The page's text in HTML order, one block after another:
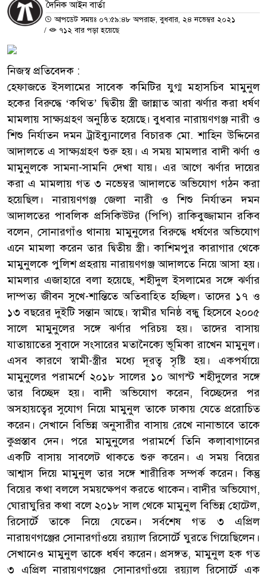
দৈনিক আইন বার্তা
আপডেট সময়ঃ ০৭:৫৯:৪৮ অপরাহ্ন, বুধবার, ২৪ নভেম্বর ২০২১
/
৭১২ বার পড়া হয়েছে
নিজস্ব প্রতিবেদক :
হেফাজতে ইসলামের সাবেক কমিটির যুগ্ম মহাসচিব মামুনুল
হকের বিরুদ্ধে ‘কথিত’ দ্বিতীয় স্ত্রী জান্নাত আরা ঝর্ণার করা ধর্ষণ
মামলায় সাক্ষ্যগ্রহণ অনুষ্ঠিত হয়েছে। বুধবার নারায়ণগঞ্জ নারী ও
শিশু নির্যাতন দমন ট্রাইব্যুনালের বিচারক মো. শাহিন উদ্দিনের
আদালতে এ সাক্ষ্যগ্রহণ শুরু হয়। এ সময় মামলার বাদী ঝর্ণা ও
মামুনুলকে সামনা-সামনি দেখা যায়। এর আগে ঝর্ণার দায়ের
করা এ মামলায় গত ৩ নভেম্বর আদালতে অভিযোগ গঠন করা
হয়েছিল। নারায়ণগঞ্জ জেলা নারী ও শিশু নির্যাতন দমন
আদালতের পাবলিক প্রসিকিউটর (পিপি) রাকিবুজ্জামান রকিব
বলেন, সোনারগাঁও থানায় মামুনুলের বিরুদ্ধে ধর্ষণের অভিযোগ
এনে মামলা করেন তার দ্বিতীয় স্ত্রী। কাশিমপুর কারাগার থেকে
মামুনুলকে পুলিশ প্রহরায় নারায়ণগঞ্জ আদালতে নিয়ে আসা হয়।
মামলার এজাহারে বলা হয়েছে, শহীদুল ইসলামের সঙ্গে ঝর্ণার
দাম্পত্য জীবন সুখে-শান্তিতে অতিবাহিত হচ্ছিল। তাদের ১৭ ও
১৩ বছরের দুইটি সন্তান আছে। স্বামীর ঘনিষ্ঠ বন্ধু হিসেবে ২০০৫
সালে মামুনুলের সঙ্গে ঝর্ণার পরিচয় হয়। তাদের বাসায়
যাতায়াতের সুবাদে সংসারের মতানৈক্যে ভূমিকা রাখেন মামুনুল।
এসব কারণে স্বামী-স্ত্রীর মধ্যে দূরত্ব সৃষ্টি হয়। একপর্যায়ে
মামুনুলের পরামর্শে ২০১৮ সালের ১০ আগস্ট শহীদুলের সঙ্গে
তার বিচ্ছেদ হয়। বাদী অভিযোগ করেন, বিচ্ছেদের পর
অসহায়ত্বের সুযোগ নিয়ে মামুনুল তাকে ঢাকায় যেতে প্ররোচিত
করেন। সেখানে বিভিন্ন অনুসারীর বাসায় রেখে নানাভাবে তাকে
কুপ্রস্তাব দেন। পরে মামুনুলের পরামর্শে তিনি কলাবাগানের
একটি বাসায় সাবলেট থাকতে শুরু করেন। এ সময় বিয়ের
আশ্বাস দিয়ে মামুনুল তার সঙ্গে শারীরিক সম্পর্ক করেন। কিন্তু
বিয়ের কথা বললে সময়ক্ষেপণ করতে থাকেন। বাদীর অভিযোগ,
ঘোরাঘুরির কথা বলে ২০১৮ সাল থেকে মামুনুল বিভিন্ন হোটেল,
রিসোর্টে তাকে নিয়ে যেতেন। সর্বশেষ গত ৩ এপ্রিল
নারায়ণগঞ্জের সোনারগাঁওয়ে রয়্যাল রিসোর্টে ঘুরতে গিয়েছিলেন।
সেখানেও মামুনুল তাকে ধর্ষণ করেন। প্রসঙ্গত, মামুনুল হক গত
৩ এপ্রিল নারায়ণগঞ্জের সোনারগাঁওয়ে রয়্যাল রিসোর্টে এক